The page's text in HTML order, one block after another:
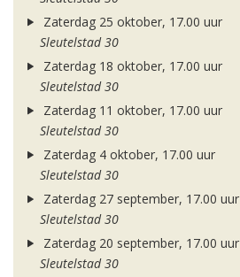
Zaterdag 25 oktober, 17.00 uur
Sleutelstad 30
Zaterdag 18 oktober, 17.00 uur
Sleutelstad 30
Zaterdag 11 oktober, 17.00 uur
Sleutelstad 30
Zaterdag 4 oktober, 17.00 uur
Sleutelstad 30
Zaterdag 27 september, 17.00 uur
Sleutelstad 30
Zaterdag 20 september, 17.00 uur
Sleutelstad 30